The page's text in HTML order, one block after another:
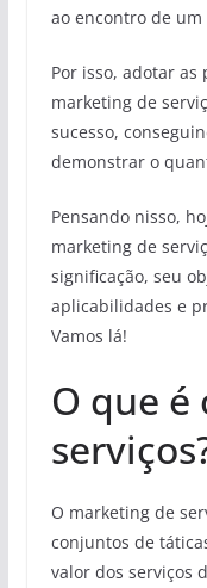
ao encontro de
Por isso, adotar
marketing de
sucesso,
demonstrar o
Pensando nisso,
marketing de
significação, seu
aplicabilidades e
Vamos lá!
O que
O marketing de
conjuntos de
valor dos serviços